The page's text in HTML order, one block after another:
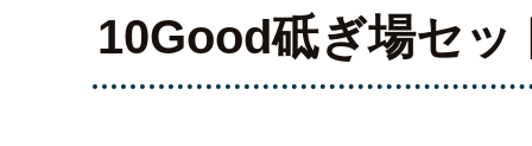
10Good砥ぎ場セッ